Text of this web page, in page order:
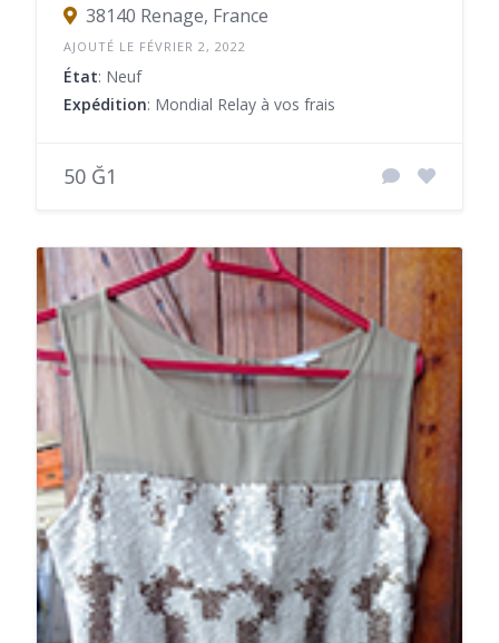
38140 Renage, France
AJOUTÉ LE FÉVRIER 2, 2022
État: Neuf
Expédition: Mondial Relay à vos frais
50 Ğ1